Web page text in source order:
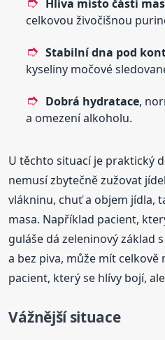
Hlíva místo části
celkovou živočišnou
Stabilní dna pod
kyseliny močové
Dobrá hydratace,
a omezení alkoholu.
U těchto situací je praktický
nemusí zbytečně zužovat
vlákninu, chuť a objem jídla,
masa. Například pacient,
guláše dá zeleninový základ
a bez piva, může mít
pacient, který se hlívy bojí,
Vážnější situace